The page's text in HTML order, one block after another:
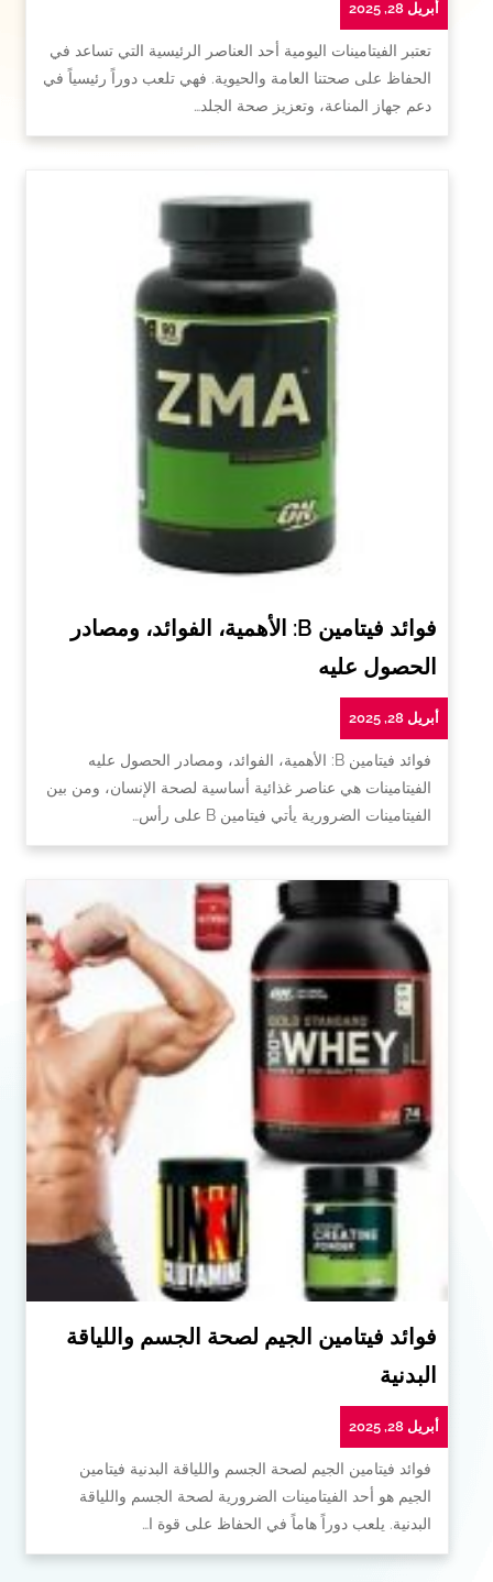
أبريل 28, 2025
تعتبر الفيتامينات اليومية أحد العناصر الرئيسية التي تساعد في
الحفاظ على صحتنا العامة والحيوية. فهي تلعب دوراً رئيسياً في
دعم جهاز المناعة، وتعزيز صحة الجلد…
فوائد فيتامين B: الأهمية، الفوائد، ومصادر
الحصول عليه
أبريل 28, 2025
فوائد فيتامين B: الأهمية، الفوائد، ومصادر الحصول عليه
الفيتامينات هي عناصر غذائية أساسية لصحة الإنسان، ومن بين
الفيتامينات الضرورية يأتي فيتامين B على رأس…
فوائد فيتامين الجيم لصحة الجسم واللياقة
البدنية
أبريل 28, 2025
فوائد فيتامين الجيم لصحة الجسم واللياقة البدنية فيتامين
الجيم هو أحد الفيتامينات الضرورية لصحة الجسم واللياقة
البدنية. يلعب دوراً هاماً في الحفاظ على قوة ا…